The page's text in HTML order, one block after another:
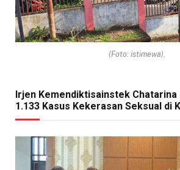
(Foto: istimewa).
Irjen Kemendiktisainstek Chatarina
1.133 Kasus Kekerasan Seksual di